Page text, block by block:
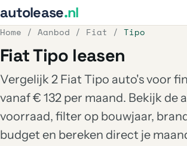
autolease.nl
Home / Aanbod / Fiat / Tipo
Fiat Tipo leasen
Vergelijk 2 Fiat Tipo auto's voor
vanaf € 132 per maand. Bekijk de
voorraad, filter op bouwjaar,
budget en bereken direct je